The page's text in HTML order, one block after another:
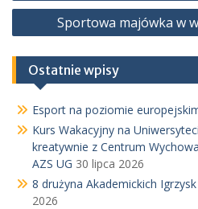
Sportowa majówka w
Ostatnie wpisy
Esport na poziomie
Kurs Wakacyjny na
kreatywnie z Centrum
AZS UG 30 lipca 2026
8 drużyna Akademickich
2026